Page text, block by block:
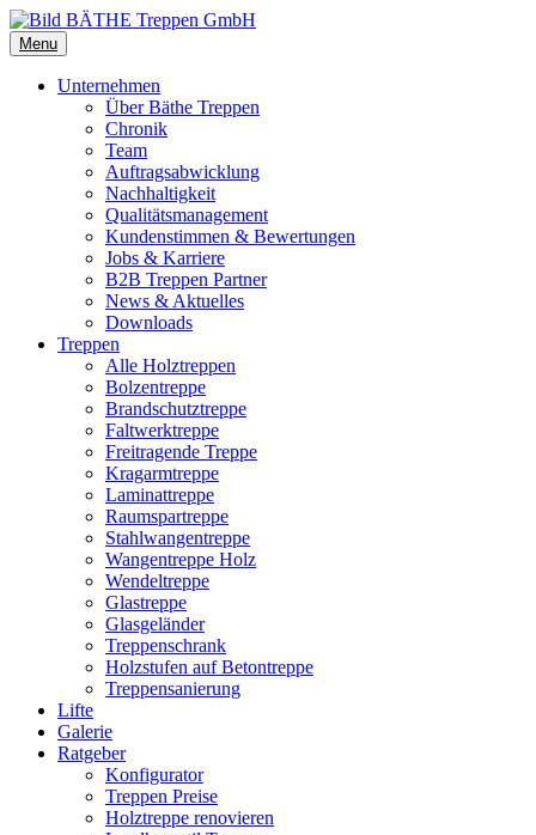
Menu
Unternehmen
Über Bäthe Treppen
Chronik
Team
Auftragsabwicklung
Nachhaltigkeit
Qualitätsmanagement
Kundenstimmen & Bewertungen
Jobs & Karriere
B2B Treppen Partner
News & Aktuelles
Downloads
Treppen
Alle Holztreppen
Bolzentreppe
Brandschutztreppe
Faltwerktreppe
Freitragende Treppe
Kragarmtreppe
Laminattreppe
Raumspartreppe
Stahlwangentreppe
Wangentreppe Holz
Wendeltreppe
Glastreppe
Glasgeländer
Treppenschrank
Holzstufen auf Betontreppe
Treppensanierung
Lifte
Galerie
Ratgeber
Konfigurator
Treppen Preise
Holztreppe renovieren